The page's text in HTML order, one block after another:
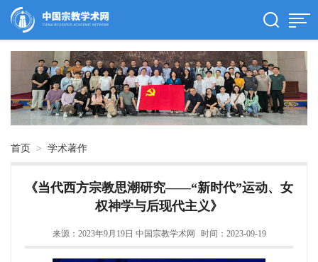
首页 > 学术著作
《当代西方宗教思潮研究——“新时代”运动、女
权神学与后现代主义》
来源：2023年9月19日 中国宗教学术网 时间：2023-09-19